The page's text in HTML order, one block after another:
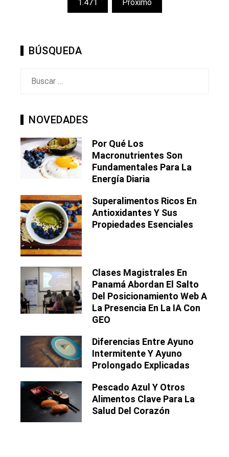
1.471 Próximo
BÚSQUEDA
NOVEDADES
Por Qué Los
Macronutrientes Son
Fundamentales Para La
Energía Diaria
Superalimentos Ricos En
Antioxidantes Y Sus
Propiedades Esenciales
Clases Magistrales En
Panamá Abordan El Salto
Del Posicionamiento Web A
La Presencia En La IA Con
GEO
Diferencias Entre Ayuno
Intermitente Y Ayuno
Prolongado Explicadas
Pescado Azul Y Otros
Alimentos Clave Para La
Salud Del Corazón